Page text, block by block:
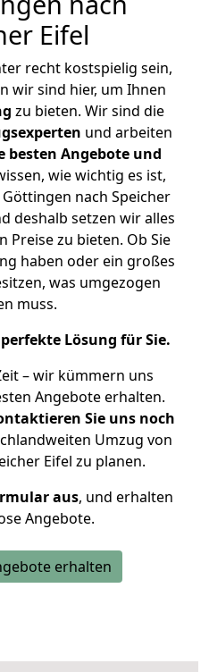
Eifel
recht kostspielig sein,
wir sind hier, um Ihnen
zu bieten. Wir sind die
und arbeiten
besten Angebote und
wie wichtig es ist,
nach Speicher
deshalb setzen wir alles
Preise zu bieten. Ob Sie
haben oder ein großes
was umgezogen
muss.
Lösung für Sie.
– wir kümmern uns
Angebote erhalten.
Sie uns noch
Umzug von
Eifel zu planen.
aus, und erhalten
Angebote.
erhalten